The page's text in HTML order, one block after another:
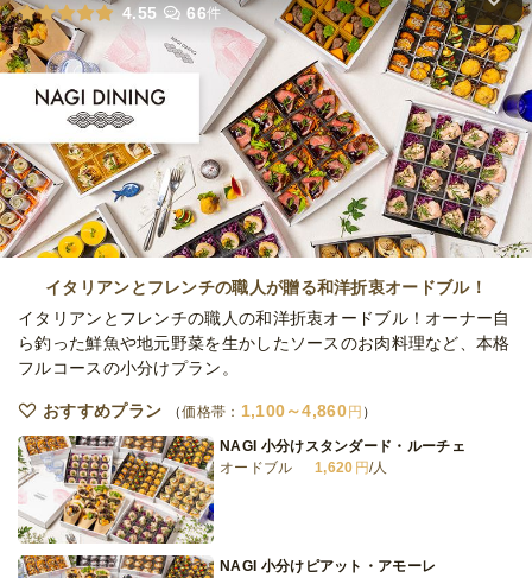
旅行気分♪スペイン満喫プラン・スペシャル
オードブル
4,000円/人
全てのプランを見る（4件）
オードブル
締切 2日前19時
定休日 月・火・水
最低ご注文金額 15,000円
4.55
66件
イタリアンとフレンチの職人が贈る和洋折衷オードブル！
イタリアンとフレンチの職人の和洋折衷オードブル！オーナー自
ら釣った鮮魚や地元野菜を生かしたソースのお肉料理など、本格
フルコースの小分けプラン。
おすすめプラン 価格帯： 1,100～4,860 円
NAGI 小分けスタンダード・ルーチェ
オードブル
1,620 円/人
NAGI 小分けピアット・アモーレ